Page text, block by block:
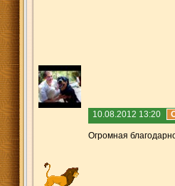
10.08.2012 13:20
Огромная